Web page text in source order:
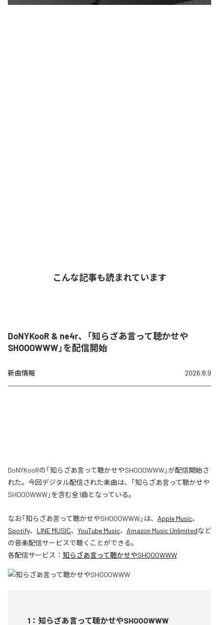
こんな記事も読まれています
DoNYKooR & ne4r、「知らざあ言って聴かせや
SHOOOWWW」を配信開始
新曲情報 2026.8.9
DoNYKooRの「知らざあ言って聴かせやSHOOOWWW」が配信開始さ
れた。今回デジタル配信された楽曲は、「知らざあ言って聴かせや
SHOOOWWW」を含む全1曲となっている。
なお「知らざあ言って聴かせやSHOOOWWW」は、 Apple Music、
Spotify、 LINE MUSIC、 YouTube Music、 Amazon Music Unlimitedなど
の音楽配信サービスで聴くことができる。
各配信サービス： 知らざあ言って聴かせやSHOOOWWW
1 ： 知らざあ言って聴かせやSHOOOWWW